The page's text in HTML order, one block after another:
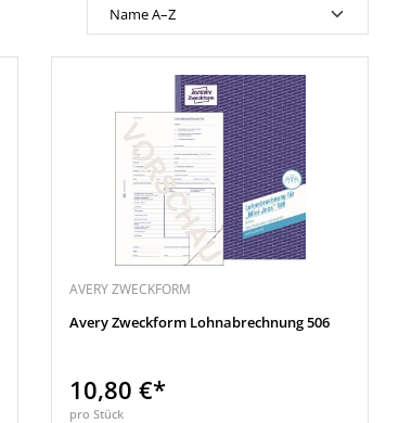
AVERY ZWECKFORM
Avery Zweckform Lohnabrechnung 506
10,80 €*
pro Stück